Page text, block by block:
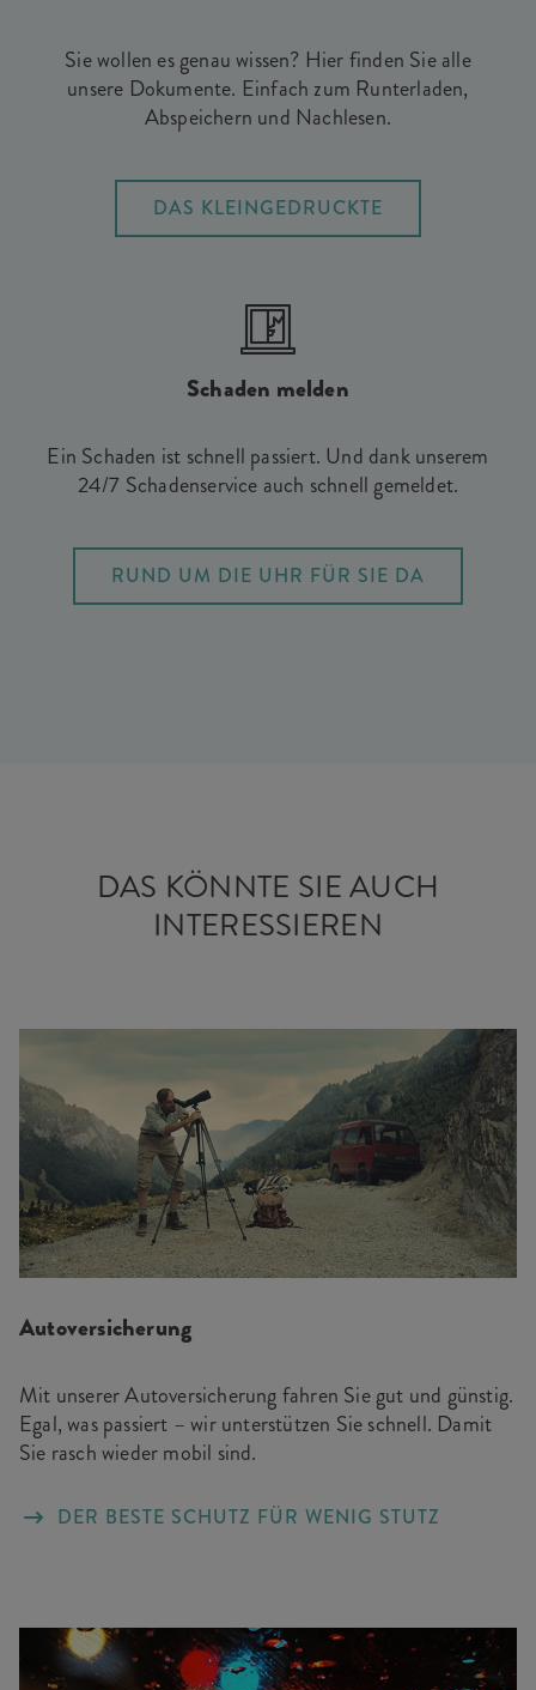
Sie wollen es genau wissen? Hier finden Sie alle
unsere Dokumente. Einfach zum Runterladen,
Abspeichern und Nachlesen.
DAS KLEINGEDRUCKTE
Schaden melden
Ein Schaden ist schnell passiert. Und dank unserem
24/7 Schadenservice auch schnell gemeldet.
RUND UM DIE UHR FÜR SIE DA
DAS KÖNNTE SIE AUCH
INTERESSIEREN
Autoversicherung
Mit unserer Autoversicherung fahren Sie gut und günstig.
Egal, was passiert – wir unterstützen Sie schnell. Damit
Sie rasch wieder mobil sind.
DER BESTE SCHUTZ FÜR WENIG STUTZ